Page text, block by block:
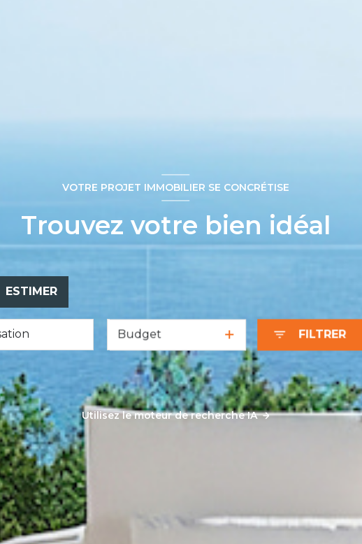
VOTRE PROJET IMMOBILIER SE CONCRÉTISE
Trouvez votre bien idéal
ESTIMER
Budget FILTRER
Utilisez le moteur de recherche IA